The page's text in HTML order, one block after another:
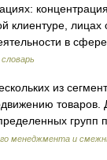
клиентуре,
в
из
менеджмента и